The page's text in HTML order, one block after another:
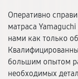
Оперативно
матраса
нами как только
большим опытом
необходимых